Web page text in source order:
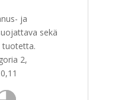
ja
sekä
tuotetta.
2,